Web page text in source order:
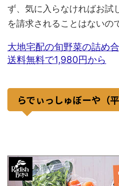
ず、気に入らなければお試
を請求されることはないの
大地宅配の旬野菜の詰め
送料無料で1,980円から
らでぃっしゅぼーや（平